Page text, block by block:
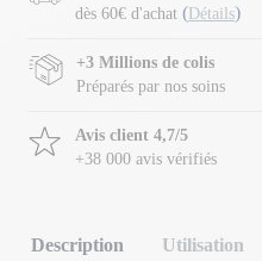
dès 60€ d'achat ( Détails)
+3 Millions de colis
Préparés par nos soins
Avis client 4,7/5
+38 000 avis vérifiés
Description Utilisation